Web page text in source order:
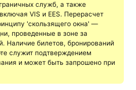
служб, а также
VIS и EES. Перерасчет
'скользящего окна' —
проведенные в зоне за
Наличие билетов, бронирований
служит подтверждением
и может быть запрошено при